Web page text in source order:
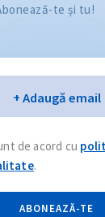
te și tu!
+ Adaugă email
de acord cu
.
ABONEAZĂ-TE